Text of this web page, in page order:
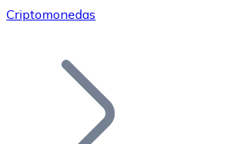
Únete a nuestra red de
Añade tu proyecto a nuestro
Criptomonedas